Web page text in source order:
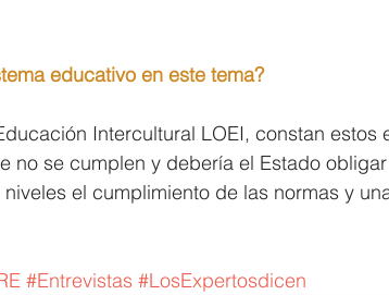
educativo en este tema?
Intercultural LOEI, constan estos
no se cumplen y debería el Estado
el cumplimiento de las normas y
#Entrevistas #LosExpertosdicen